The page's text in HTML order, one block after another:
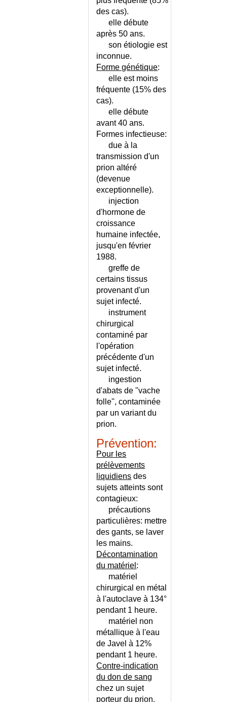
FRONTO-TEMPORALE ?
DEMENCE OU CONFUSION
DEMENCE OU DEPRESSION ?
DEMENCE VASCULAIRE
CORTICALE ET SOUS-
DEMENCES - DIAGNOSTIC
DEMENCES CURABLES
DENI DE GROSSESSE
DENUTRITION - ECHELLE MNA
DENUTRITION DE L'ENFANT
DENUTRITION DU SUJET AGE
DEPENDANCE PHYSIQUE
DEPISTAGE CHEZ L'ENFANT
DEPISTAGE CHEZ L'HOMME
DEPISTAGE CHEZ LA FEMME
DEPISTAGE DES CANCERS
DEPISTAGE NEONATAL
DEPISTAGE PRENATAL
DEPRESSION DE L'ENFANT ET
DEPRESSION DU SUJET AGE
DEPRESSION ET GROSSESSE
DEPRESSION ET GROSSESSE -
DEPRESSION NERVEUSE
DEPRESSION NERVEUSE -
DEPRESSION NERVEUSE -
INTERVERTEBRAL MINEUR
DERMATITE ATOPIQUE -
DERMATITE ATOPIQUE DE
DERMATITE ATOPIQUE DE
DERMATITE HERPETIFORME
DERMATOLOGIE - LISTE
DERMATOSE APRES UN BAIN
DERMATOSE AU RETOUR DES
DERMITE DES PRES
DERMITE PERIORALE
DERMITE SEBORRHEIQUE
DERMITE SEBORRHEIQUE DU
des cas).
elle débute
après 50 ans.
son étiologie est
inconnue.
Forme génétique:
elle est moins
fréquente (15% des
cas).
elle débute
avant 40 ans.
Formes infectieuse:
due à la
transmission d'un
prion altéré
(devenue
exceptionnelle).
injection
d'hormone de
croissance
humaine infectée,
jusqu'en février
1988.
greffe de
certains tissus
provenant d'un
sujet infecté.
instrument
chirurgical
contaminé par
l'opération
précédente d'un
sujet infecté.
ingestion
d'abats de ''vache
folle'', contaminée
par un variant du
prion.
Prévention:
Pour les
prélèvements
liquidiens des
sujets atteints sont
contagieux:
précautions
particulières: mettre
des gants, se laver
les mains.
Décontamination
du matériel :
matériel
chirurgical en métal
à l'autoclave à 134°
pendant 1 heure.
matériel non
métallique à l'eau
de Javel à 12%
pendant 1 heure.
Contre-indication
du don de sang
chez un sujet
porteur du prion.